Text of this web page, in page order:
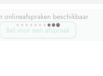
onlineafspraken beschikbaar
Bel voor een afspraak